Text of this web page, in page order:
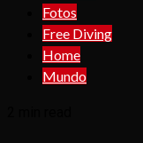
Fotos
Free Diving
Home
Mundo